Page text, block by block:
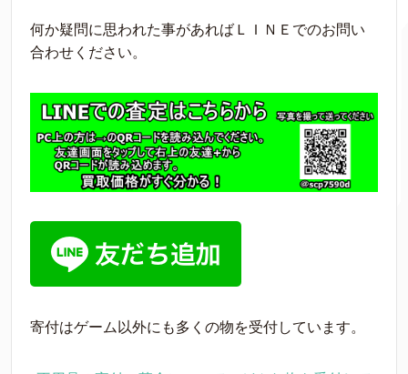
何か疑問に思われた事があればＬＩＮＥでのお問い
合わせください。
寄付はゲーム以外にも多くの物を受付しています。